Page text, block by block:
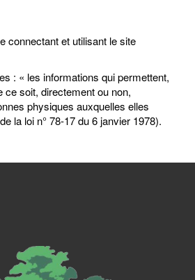
connectant et utilisant le site
: « les informations qui permettent,
ce soit, directement ou non,
physiques auxquelles elles
la loi n° 78-17 du 6 janvier 1978).